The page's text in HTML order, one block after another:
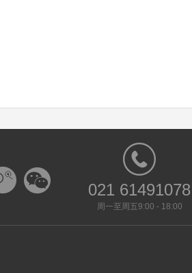
021 61491078
周一至周五9:00 - 18:00